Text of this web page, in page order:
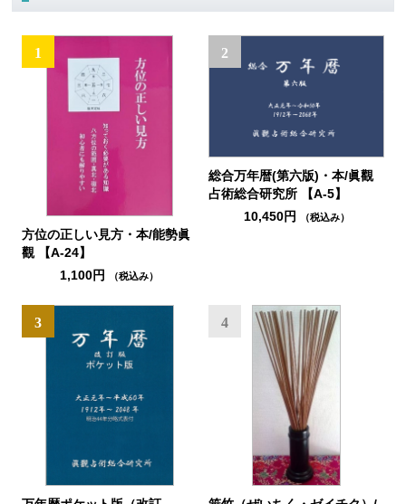
1
方位の正しい見方・本/能勢眞
觀 【A-24】
1,100円
（税込み）
2
総合万年暦(第六版)・本/眞觀
占術総合研究所 【A-5】
10,450円
（税込み）
3 4